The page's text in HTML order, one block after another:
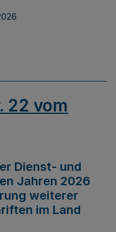
22 vom
Dienst- und
Jahren 2026
weiterer
im Land